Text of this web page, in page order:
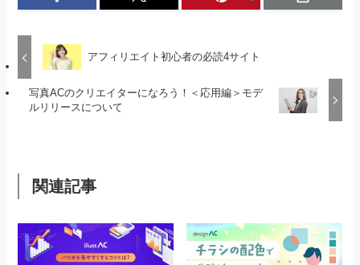
アフィリエイト初心者の必読4サイト
写真ACのクリエイターになろう！＜応用編＞モデ
ルリリースについて
関連記事